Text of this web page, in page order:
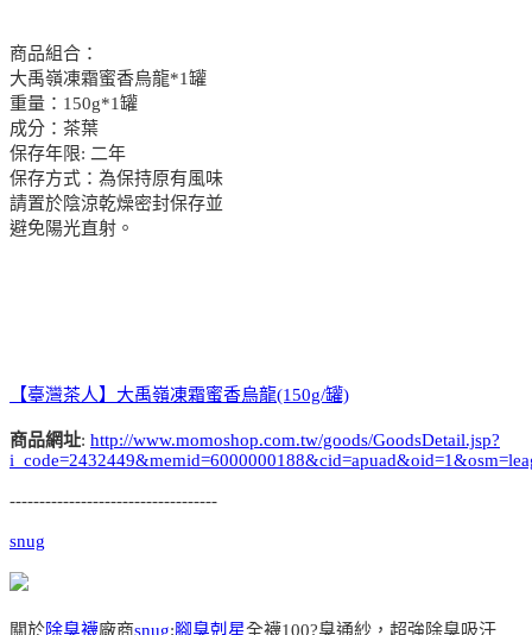
商品組合：
大禹嶺凍霜蜜香烏龍*1罐
重量：150g*1罐
成分：茶葉
保存年限: 二年
保存方式：為保持原有風味
請置於陰涼乾燥密封保存並
避免陽光直射。
【臺灣茶人】大禹嶺凍霜蜜香烏龍(150g/罐)
商品網址: http://www.momoshop.com.tw/goods/GoodsDetail.jsp?
-----------------------------------
snug
關於除臭襪廠商snug:腳臭剋星全襪100?臭通紗，超強除臭吸汗